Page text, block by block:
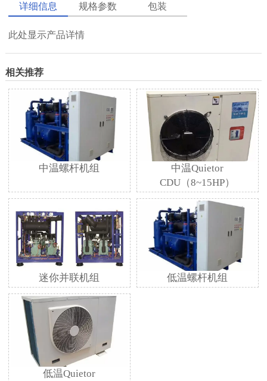
详细信息 规格参数 包装
此处显示产品详情
相关推荐
中温螺杆机组
中温Quietor
CDU（8~15HP）
迷你并联机组 低温螺杆机组
低温Quietor